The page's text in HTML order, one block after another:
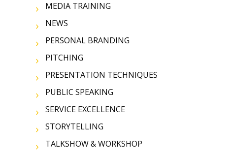
MEDIA TRAINING
NEWS
PERSONAL BRANDING
PITCHING
PRESENTATION TECHNIQUES
PUBLIC SPEAKING
SERVICE EXCELLENCE
STORYTELLING
TALKSHOW & WORKSHOP